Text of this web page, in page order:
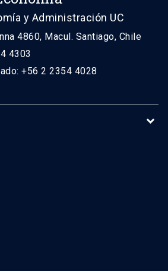
y Administración UC
4860, Macul. Santiago, Chile
4303
+56 2 2354 4028